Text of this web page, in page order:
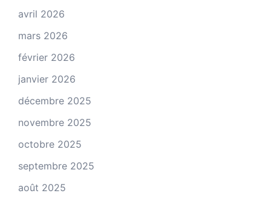
avril 2026
mars 2026
février 2026
janvier 2026
décembre 2025
novembre 2025
octobre 2025
septembre 2025
août 2025